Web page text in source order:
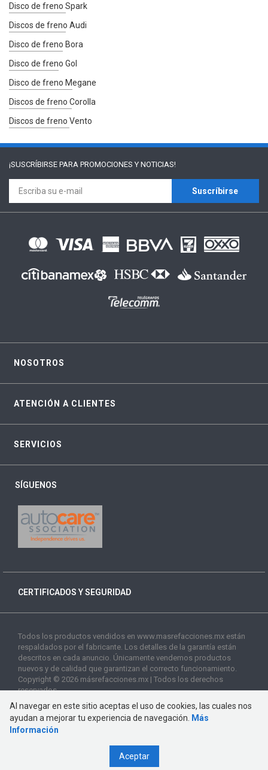
Disco de freno Spark
Discos de freno Audi
Disco de freno Bora
Disco de freno Gol
Disco de freno Megane
Discos de freno Corolla
Discos de freno Vento
¡SUSCRÍBIRSE PARA PROMOCIONES Y NOTICIAS!
Suscríbirse
NOSOTROS
ATENCIÓN A CLIENTES
SERVICIOS
SÍGUENOS
CERTIFICADOS Y SEGURIDAD
Todos los productos vendidos en www.masrefacciones.mx están
respaldados por el fabricante. Los detalles de la garantía están
descritos en cada anuncio. Únicamente vendemos productos
nuevos y de calidad que garantizan el correcto funcionamiento.
Copyright © 2026 másrefacciones.mx | Todos los derechos
reservados
Al navegar en este sitio aceptas el uso de cookies, las cuales nos
ayudan a mejorar tu experiencia de navegación.
Más
Información
Aceptar